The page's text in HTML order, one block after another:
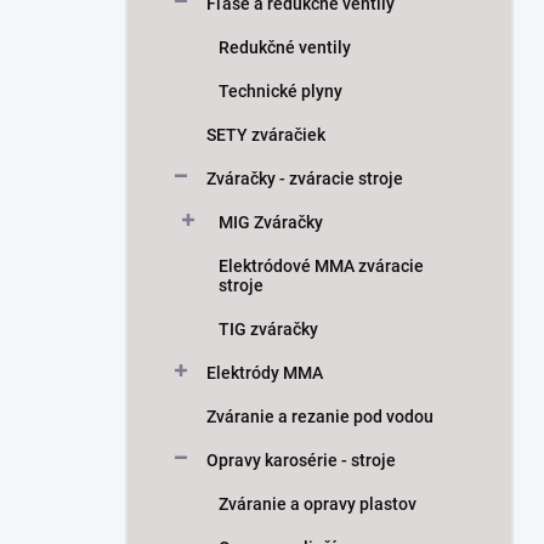
Redukčné ventily
Technické plyny
SETY zváračiek
Zváračky - zváracie stroje
MIG Zváračky
Elektródové MMA zváracie
stroje
TIG zváračky
Elektródy MMA
Zváranie a rezanie pod vodou
Opravy karosérie - stroje
Zváranie a opravy plastov